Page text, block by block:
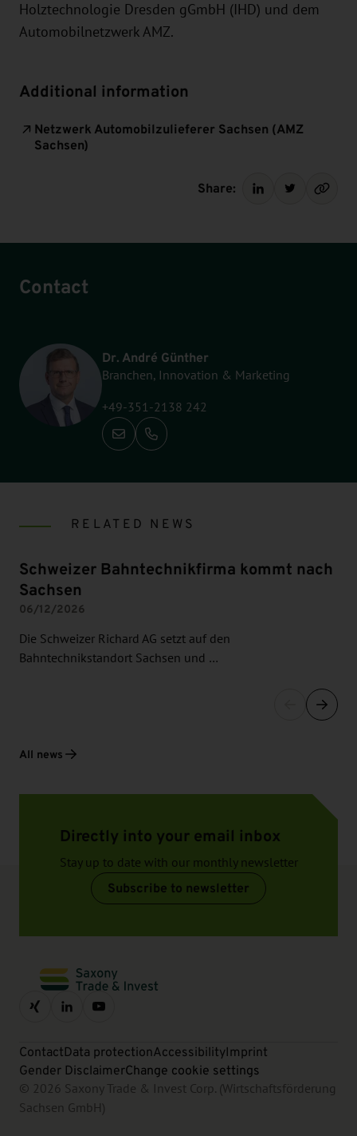
Holztechnologie Dresden gGmbH (IHD) und dem
Automobilnetzwerk AMZ.
Additional information
Netzwerk Automobilzulieferer Sachsen (AMZ
Sachsen)
Share:
Contact
Dr. André Günther
Branchen, Innovation & Marketing
+49-351-2138 242
Call: +49-351-2138 242
RELATED NEWS
Schweizer Bahntechnikfirma kommt nach
Sachsen
06/12/2026
Die Schweizer Richard AG setzt auf den
Bahntechnikstandort Sachsen und …
All news
Directly into your email inbox
Stay up to date with our monthly newsletter
Subscribe to newsletter
ContactData protectionAccessibilityImprint
Gender DisclaimerChange cookie settings
© 2026 Saxony Trade & Invest Corp. (Wirtschaftsförderung
Sachsen GmbH)